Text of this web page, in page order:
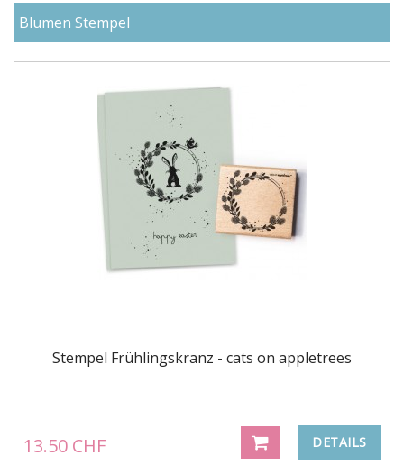
Blumen Stempel
Stempel Frühlingskranz - cats on appletrees
13.50 CHF DETAILS